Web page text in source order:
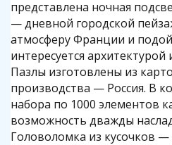
представлена ночная
— дневной городской
атмосферу Франции и
интересуется
Пазлы изготовлены из
производства — Россия. В
набора по 1000 элементов
возможность дважды
Головоломка из кусочков —